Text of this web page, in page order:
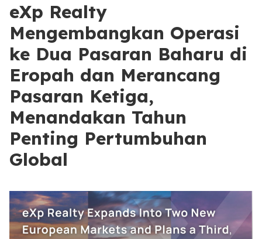
eXp Realty
Mengembangkan Operasi
ke Dua Pasaran Baharu di
Eropah dan Merancang
Pasaran Ketiga,
Menandakan Tahun
Penting Pertumbuhan
Global